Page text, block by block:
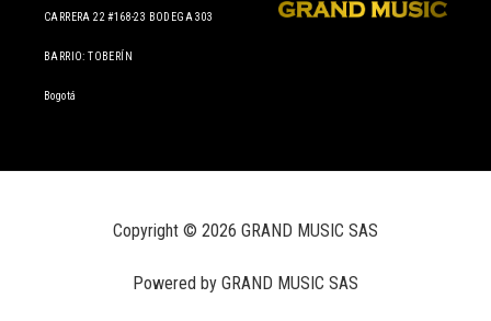
CARRERA 22 #168-23 BODEGA 303
BARRIO: TOBERÍN
Bogotá
Copyright © 2026 GRAND MUSIC SAS
Powered by GRAND MUSIC SAS